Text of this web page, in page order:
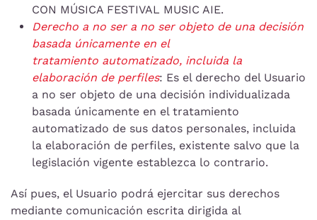
CON MÚSICA FESTIVAL MUSIC AIE.
Derecho a no ser a no ser objeto de una decisión
basada únicamente en el
tratamiento automatizado, incluida la
elaboración de perfiles: Es el derecho del Usuario
a no ser objeto de una decisión individualizada
basada únicamente en el tratamiento
automatizado de sus datos personales, incluida
la elaboración de perfiles, existente salvo que la
legislación vigente establezca lo contrario.
Así pues, el Usuario podrá ejercitar sus derechos
mediante comunicación escrita dirigida al